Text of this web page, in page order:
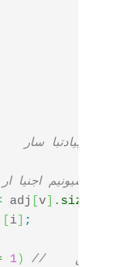
را از صف بر
// کار‌ها‌ی پیش‌ترتیب را
adj v . size
i ;
1)
نکرده باشیم